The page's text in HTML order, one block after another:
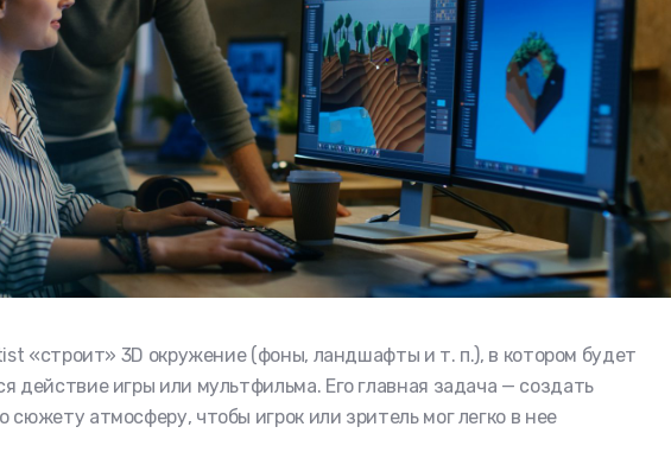
«строит» 3D окружение (фоны, ландшафты и т. п.), в котором будет
действие игры или мультфильма. Его главная задача — создать
сюжету атмосферу, чтобы игрок или зритель мог легко в нее